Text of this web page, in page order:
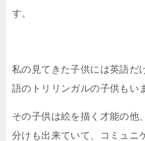
す。
私の見てきた子供には英語だ
語のトリリンガルの子供もい
その子供は絵を描く才能の他
分けも出来ていて、コミュニ